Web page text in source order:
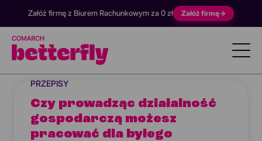
Załóż firmę z Biurem Rachunkowym za 0 zł Załóż firmę→
PRZEPISY
Czy prowadząc działalność
gospodarczą możesz
pracować dla byłego